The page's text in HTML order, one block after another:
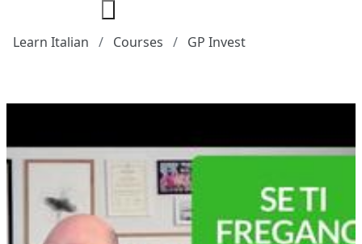
Learn Italian Courses GP Invest